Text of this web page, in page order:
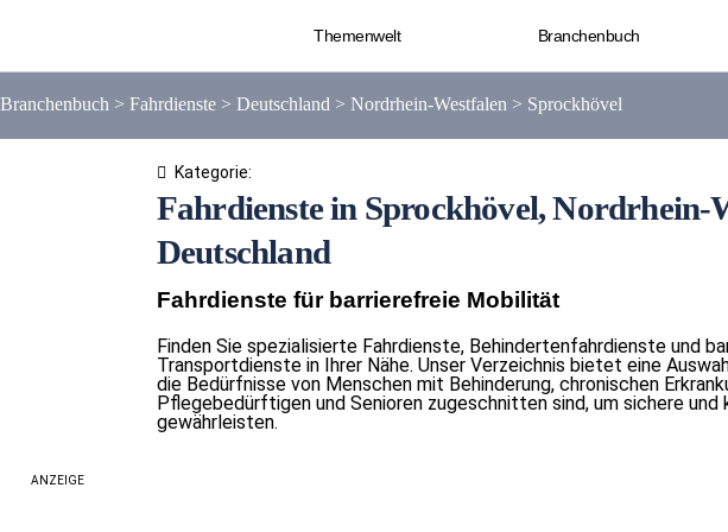
Themenwelt Branchenbuch
Branchenbuch > Fahrdienste > Deutschland > Nordrhein-Westfalen > Sprockhövel
Kategorie:
Fahrdienste in Sprockhövel, Nordrhein-
Deutschland
Fahrdienste für barrierefreie Mobilität
Finden Sie spezialisierte Fahrdienste, Behindertenfahrdienste und
Transportdienste in Ihrer Nähe. Unser Verzeichnis bietet eine
die Bedürfnisse von Menschen mit Behinderung, chronischen
Pflegebedürftigen und Senioren zugeschnitten sind, um sichere
gewährleisten.
ANZEIGE